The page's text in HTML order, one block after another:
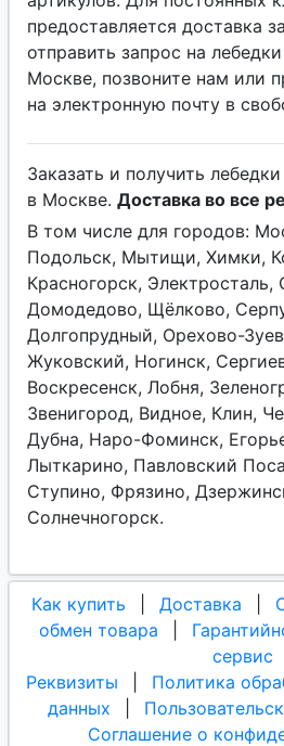
предоставляется доставка
отправить запрос на
Москве, позвоните нам или
на электронную почту в
Заказать и получить
в Москве. Доставка во все
В том числе для городов:
Подольск, Мытищи, Химки,
Красногорск,
Домодедово, Щёлково,
Долгопрудный, Орехово-
Жуковский, Ногинск,
Воскресенск, Лобня,
Звенигород, Видное, Клин,
Дубна, Наро-Фоминск,
Лыткарино, Павловский
Ступино, Фрязино,
Солнечногорск.
Как купить Доставка
обмен товара
сервис
Реквизиты
Политика
данных
Соглашение о